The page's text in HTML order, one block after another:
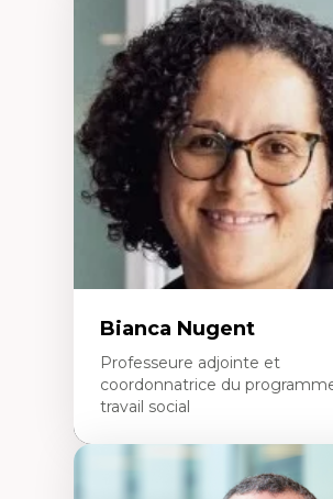
Conciliation travail-vie
Gestion des ressources humaines
(attraction et fidélisation de la
d’œuvre)
Responsabilité sociale des
Interventions organisationnelles
Comportement organisationnel
(mobilisation au travail)
Recherche qualitative
Éthique des affaires
Bianca Nugent
Professeure adjointe et
coordonnatrice du
travail social